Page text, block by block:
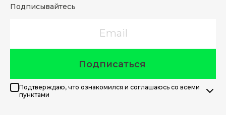
Подписывайтесь
Подписаться
Подтверждаю, что ознакомился и соглашаюсь со всеми
пунктами